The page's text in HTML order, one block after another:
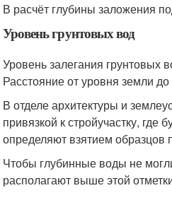
В расчёт глубины заложения
Уровень грунтовых вод
Уровень залегания грунтовых
Расстояние от уровня земли
В отделе архитектуры и
привязкой к стройучастку, где
определяют взятием
Чтобы глубинные воды не
располагают выше этой